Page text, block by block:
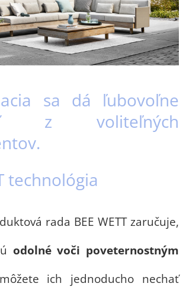
sa dá ľubovoľne
z voliteľných
technológia
rada BEE WETT zaručuje,
odolné voči poveternostným
ich jednoducho nechať